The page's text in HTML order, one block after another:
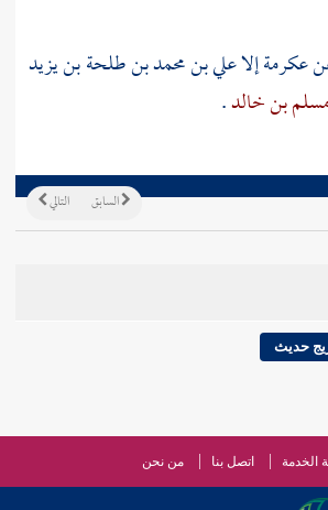
عكرمةإلاعلي بن محمد بن طلحة بن يزيد
بن خالد.
التالي السابق
حديث
الخدمة اتصل بنا من نحن